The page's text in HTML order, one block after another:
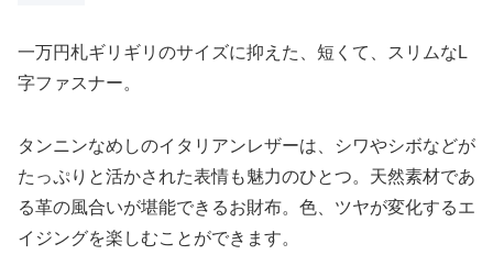
一万円札ギリギリのサイズに抑えた、短くて、スリムなL
字ファスナー。
タンニンなめしのイタリアンレザーは、シワやシボなどが
たっぷりと活かされた表情も魅力のひとつ。天然素材であ
る革の風合いが堪能できるお財布。色、ツヤが変化するエ
イジングを楽しむことができます。